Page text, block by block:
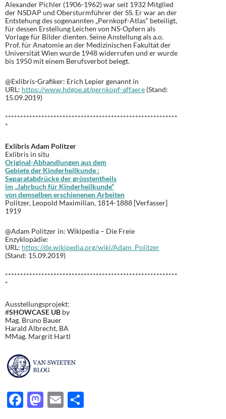
Alexander Pichler (1906-1962) war seit 1932 Mitglied
der NSDAP und Obersturmführer der SS. Er war an der
Entstehung des sogenannten „Pernkopf-Atlas“ beteiligt,
für dessen Erstellung Leichen von NS-Opfern als
Vorlage für Bilder dienten. Seine Anstellung als a.o.
Prof. für Anatomie an der Medizinischen Fakultät der
Universität Wien wurde 1948 widerrufen und er wurde
bis 1950 mit einem Berufsverbot belegt.
@Exlibris-Grafiker: Erich Lepier genannt in
URL: https://www.hdgoe.at/pernkopf-affaere (Stand:
15.09.2019)
*********************************************************
*
Exlibris Adam Politzer
Exlibris in situ
Original-Abhandlungen aus dem
Gebiete der Kinderheilkunde :
Separatabdrücke der grösstentheils
im „Jahrbuch für Kinderheilkunde“
von demselben erschienenen Arbeiten
Politzer, Leopold Maximilian, 1814-1888 [Verfasser]
1919
@Adam Politzer in: Wikipedia – Die Freie
Enzyklopädie:
URL: https://de.wikipedia.org/wiki/Adam_Politzer
(Stand: 15.09.2019)
*********************************************************
*
Ausstellungsprojekt:
#SHOWCASE UB by
Mag. Bruno Bauer
Harald Albrecht, BA
MMag. Margrit Hartl
F
M E